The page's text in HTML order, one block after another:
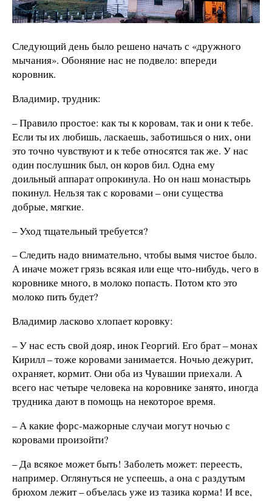
Следующий день было решено начать с «дружного
мычания». Обоняние нас не подвело: впереди
коровник.
Владимир, трудник:
– Правило простое: как ты к коровам, так и они к тебе.
Если ты их любишь, ласкаешь, заботишься о них, они
это точно чувствуют и к тебе относятся так же. У нас
один послушник был, он коров бил. Одна ему
доильный аппарат опрокинула. Но он наш монастырь
покинул. Нельзя так с коровами – они существа
добрые, мягкие.
– Уход тщательный требуется?
– Следить надо внимательно, чтобы вымя чистое было.
А иначе может грязь всякая или еще что-нибудь, чего в
коровнике много, в молоко попасть. Потом кто это
молоко пить будет?
Владимир ласково хлопает коровку:
– У нас есть свой дояр, инок Георгий. Его брат – монах
Кирилл – тоже коровами занимается. Ночью дежурит,
охраняет, кормит. Они оба из Чувашии приехали. А
всего нас четыре человека на коровнике занято, иногда
трудника дают в помощь на некоторое время.
– А какие форс-мажорные случаи могут ночью с
коровами произойти?
– Да всякое может быть! Заболеть может: переесть,
например. Оглянуться не успеешь, а она с раздутым
брюхом лежит – объелась уже из тазика корма! И все,